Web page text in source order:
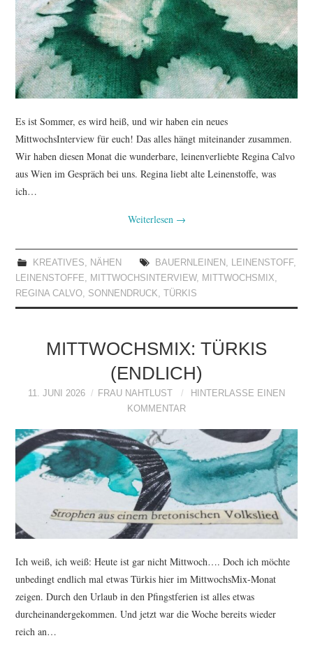
Es ist Sommer, es wird heiß, und wir haben ein neues
MittwochsInterview für euch! Das alles hängt miteinander zusammen.
Wir haben diesen Monat die wunderbare, leinenverliebte Regina Calvo
aus Wien im Gespräch bei uns. Regina liebt alte Leinenstoffe, was
ich…
Weiterlesen →
KREATIVES, NÄHEN BAUERNLEINEN , LEINENSTOFF,
LEINENSTOFFE, MITTWOCHSINTERVIEW, MITTWOCHSMIX,
REGINA CALVO, SONNENDRUCK, TÜRKIS
MITTWOCHSMIX: TÜRKIS
(ENDLICH)
11. JUNI 2026 FRAU NAHTLUST
HINTERLASSE EINEN
KOMMENTAR
Ich weiß, ich weiß: Heute ist gar nicht Mittwoch…. Doch ich möchte
unbedingt endlich mal etwas Türkis hier im MittwochsMix-Monat
zeigen. Durch den Urlaub in den Pfingstferien ist alles etwas
durcheinandergekommen. Und jetzt war die Woche bereits wieder
reich an…